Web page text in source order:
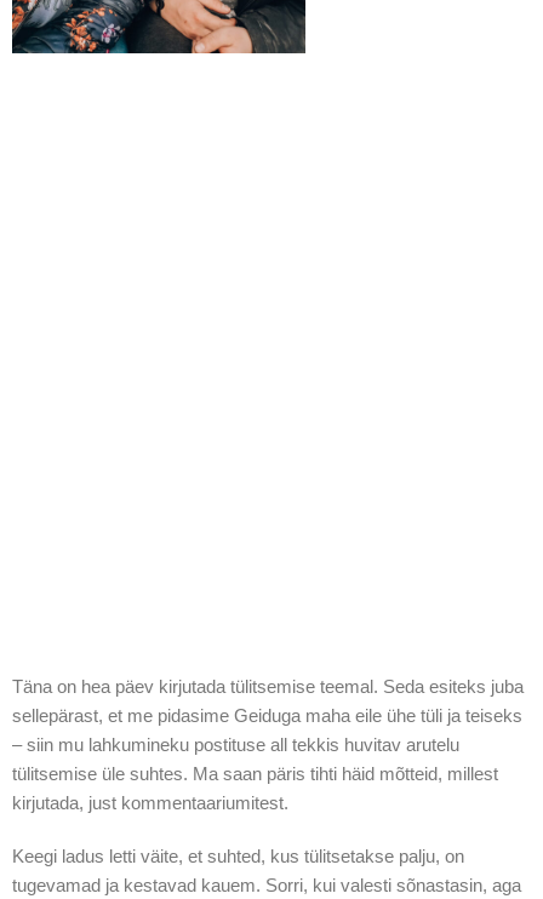
Täna on hea päev kirjutada tülitsemise teemal. Seda esiteks juba
sellepärast, et me pidasime Geiduga maha eile ühe tüli ja teiseks
– siin mu lahkumineku postituse all tekkis huvitav arutelu
tülitsemise üle suhtes. Ma saan päris tihti häid mõtteid, millest
kirjutada, just kommentaariumitest.
Keegi ladus letti väite, et suhted, kus tülitsetakse palju, on
tugevamad ja kestavad kauem. Sorri, kui valesti sõnastasin, aga